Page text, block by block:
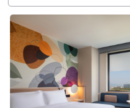
Voir les détails